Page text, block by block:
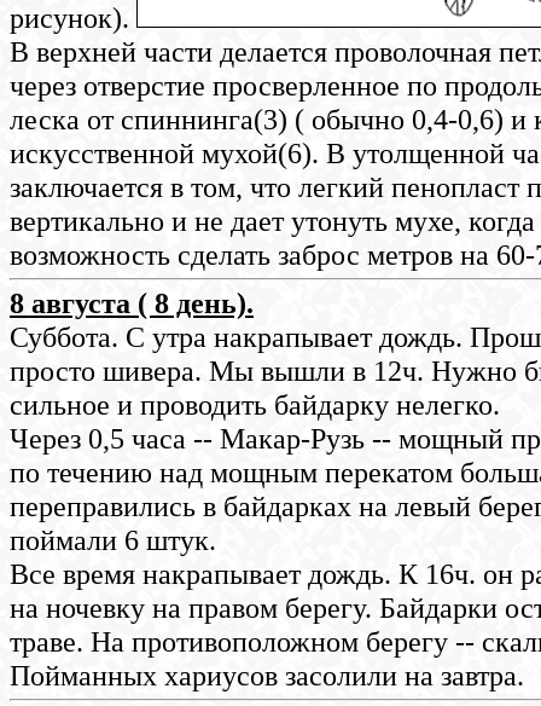
рисунок).
В верхней части делается проволочная
через отверстие просверленное по
леска от спиннинга(3) ( обычно 0,4-0,6) и
искусственной мухой(6). В утолщенной
заключается в том, что легкий пенопласт
вертикально и не дает утонуть мухе,
возможность сделать заброс метров на
8 августа ( 8 день).
Суббота. С утра накрапывает дождь.
просто шивера. Мы вышли в 12ч. Нужно
сильное и проводить байдарку нелегко.
Через 0,5 часа -- Макар-Рузь -- мощный
по течению над мощным перекатом
переправились в байдарках на левый
поймали 6 штук.
Все время накрапывает дождь. К 16ч. он
на ночевку на правом берегу. Байдарки
траве. На противоположном берегу --
Пойманных хариусов засолили на завтра.